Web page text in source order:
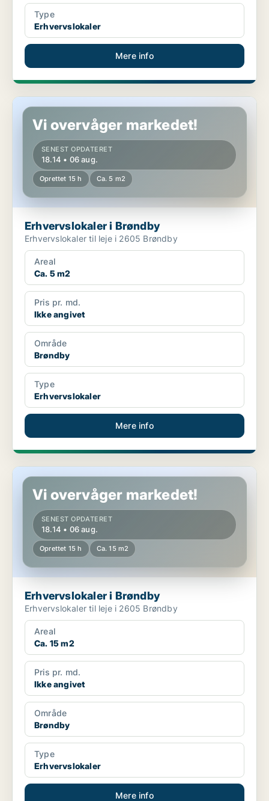
Type
Erhvervslokaler
Mere info
Erhvervslokaler i Brøndby
Vi overvåger markedet!
SENEST OPDATERET
18.14 • 06 aug.
Oprettet 15 h Ca. 5 m2
Erhvervslokaler i Brøndby
Erhvervslokaler til leje i 2605 Brøndby
Areal
Ca. 5 m2
Pris pr. md.
Ikke angivet
Område
Brøndby
Type
Erhvervslokaler
Mere info
Erhvervslokaler i Brøndby
Vi overvåger markedet!
SENEST OPDATERET
18.14 • 06 aug.
Oprettet 15 h Ca. 15 m2
Erhvervslokaler i Brøndby
Erhvervslokaler til leje i 2605 Brøndby
Areal
Ca. 15 m2
Pris pr. md.
Ikke angivet
Område
Brøndby
Type
Erhvervslokaler
Mere info